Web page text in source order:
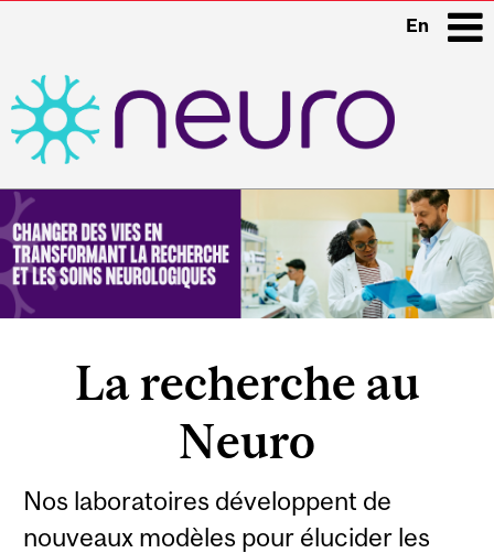
En
Main
navigation
La recherche au
Neuro
Nos laboratoires développent de
nouveaux modèles pour élucider les